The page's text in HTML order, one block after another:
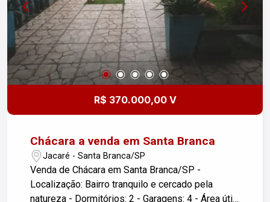
R$ 370.000,00 V
Chácara a venda em Santa Branca
Jacaré - Santa Branca/SP
Venda de Chácara em Santa Branca/SP -
Localização: Bairro tranquilo e cercado pela
natureza - Dormitórios: 2 - Garagens: 4 - Área útil: